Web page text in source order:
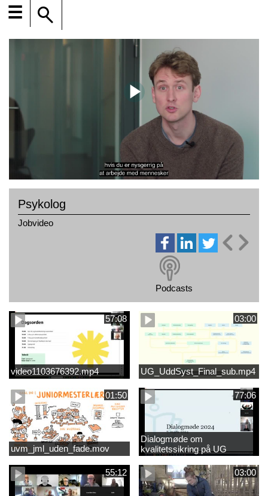
☰
Psykolog
Jobvideo
Podcasts
57:08
video1103676392.mp4
03:00
UG_UddSyst_Final_sub.mp4
01:50
uvm_jml_uden_fade.mov
77:06
Dialogmøde om
kvalitetssikring på UG
55:12 03:00